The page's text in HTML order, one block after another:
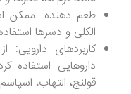
طعم دهنده: ممکن
الکلی و دسرها
کاربردهای
داروهایی استفاده
قولنج، التهاب،